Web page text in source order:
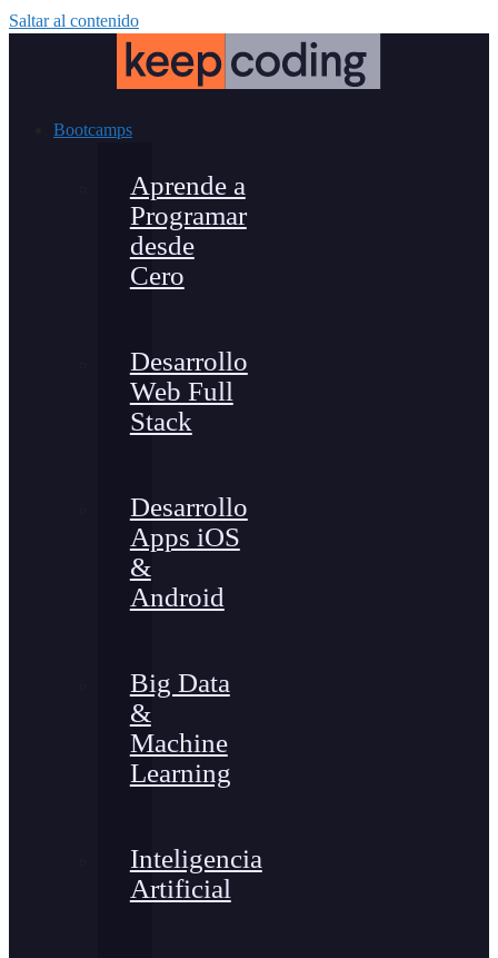
Saltar al contenido
Bootcamps
Aprende a
Programar
desde
Cero
Desarrollo
Web Full
Stack
Desarrollo
Apps iOS
&
Android
Big Data
&
Machine
Learning
Inteligencia
Artificial